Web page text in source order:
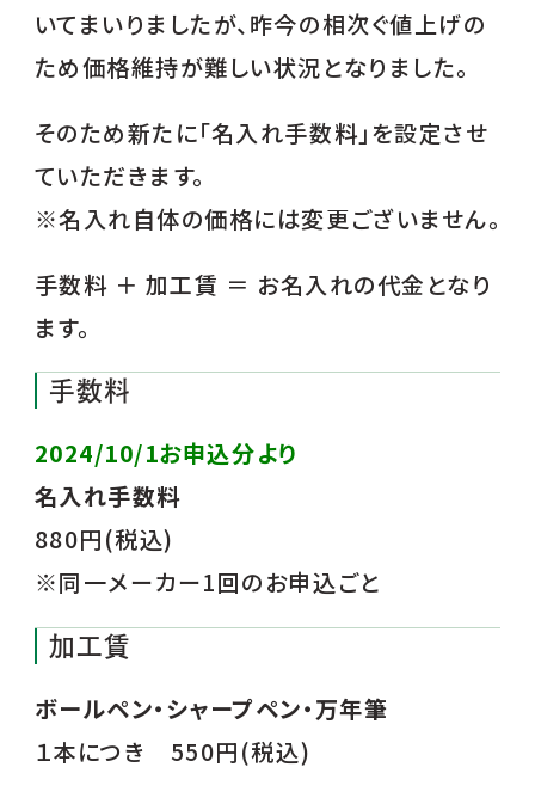
いてまいりましたが、昨今の相次ぐ値上げの
ため価格維持が難しい状況となりました。
そのため新たに「名入れ手数料」を設定させ
ていただきます。
※名入れ自体の価格には変更ございません。
手数料 ＋ 加工賃 ＝ お名入れの代金となり
ます。
手数料
2024/10/1お申込分より
名入れ手数料
880円(税込)
※同一メーカー1回のお申込ごと
加工賃
ボールペン・シャープペン・万年筆
１本につき 550円(税込)